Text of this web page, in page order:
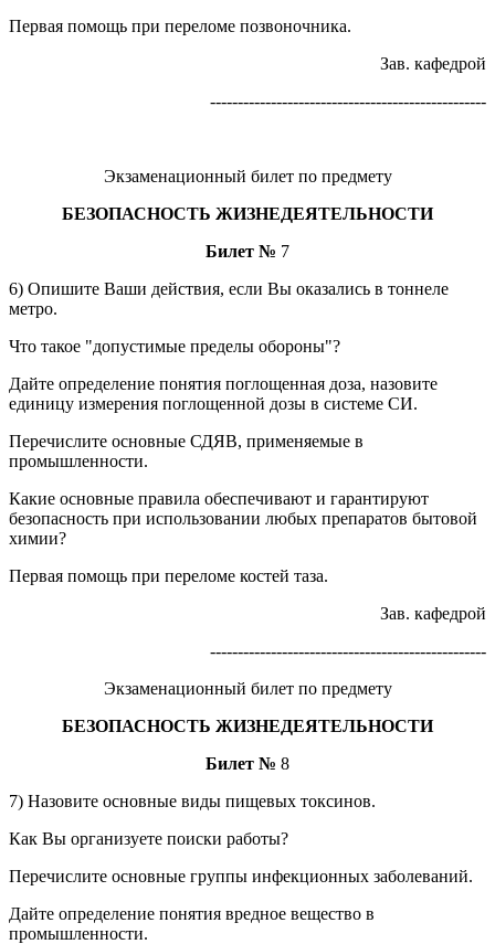
Первая помощь при переломе позвоночника.
Зав. кафедрой
--------------------------------------------------
Экзаменационный билет по предмету
БЕЗОПАСНОСТЬ ЖИЗНЕДЕЯТЕЛЬНОСТИ
Билет № 7
6) Опишите Ваши действия, если Вы оказались в тоннеле
метро.
Что такое "допустимые пределы обороны"?
Дайте определение понятия поглощенная доза, назовите
единицу измерения поглощенной дозы в системе СИ.
Перечислите основные СДЯВ, применяемые в
промышленности.
Какие основные правила обеспечивают и гарантируют
безопасность при использовании любых препаратов бытовой
химии?
Первая помощь при переломе костей таза.
Зав. кафедрой
--------------------------------------------------
Экзаменационный билет по предмету
БЕЗОПАСНОСТЬ ЖИЗНЕДЕЯТЕЛЬНОСТИ
Билет № 8
7) Назовите основные виды пищевых токсинов.
Как Вы организуете поиски работы?
Перечислите основные группы инфекционных заболеваний.
Дайте определение понятия вредное вещество в
промышленности.